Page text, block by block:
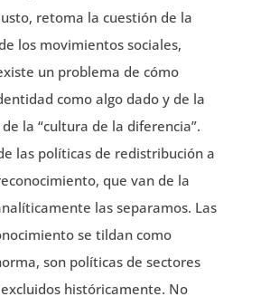
retoma la cuestión de la
los movimientos sociales,
un problema de cómo
como algo dado y de la
la “cultura de la diferencia”.
las políticas de redistribución a
que van de la
las separamos. Las
se tildan como
son políticas de sectores
históricamente. No